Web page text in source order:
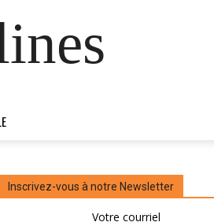
Inscrivez-vous à notre Newsletter
Votre courriel